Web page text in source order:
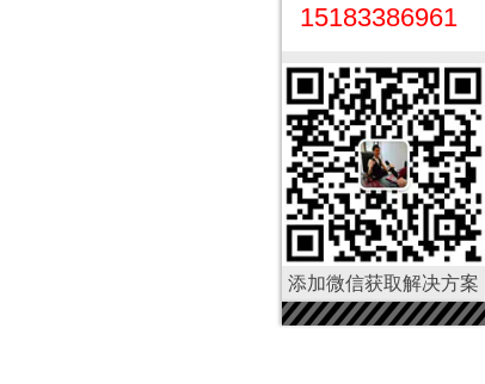
15183386961
添加微信获取解决方案